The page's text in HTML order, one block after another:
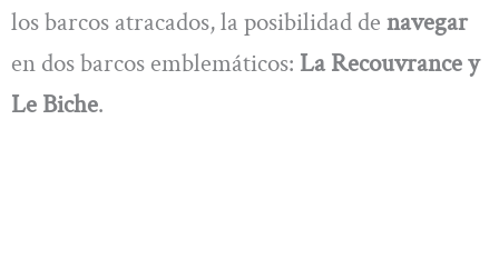
los barcos atracados, la posibilidad de navegar
en dos barcos emblemáticos: La Recouvrance y
Le Biche.